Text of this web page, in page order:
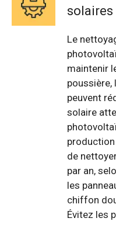
Le
maintenir
poussière,
peuvent
solaire
de
par an,
les
chiffon
Évitez les